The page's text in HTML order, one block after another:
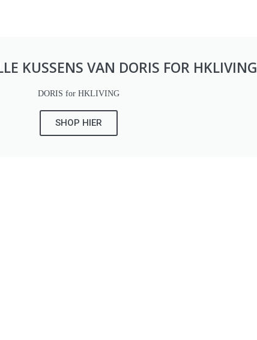
KUSSENS VAN DORIS FOR HKLIVING
DORIS for HKLIVING
SHOP HIER